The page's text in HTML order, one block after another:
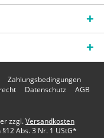
Zahlungsbedingungen
Datenschutz
AGB
zzgl.Versandkosten
Abs. 3 Nr. 1 UStG*